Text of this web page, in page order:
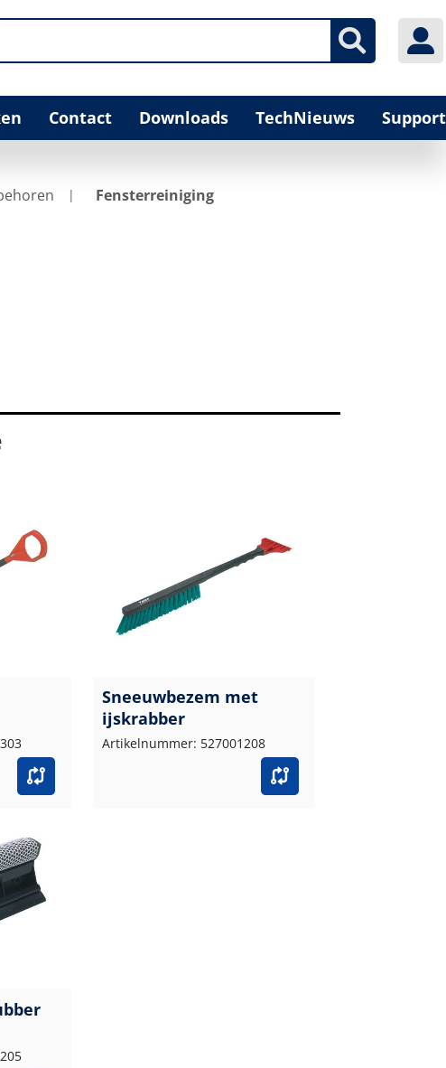
Contact Downloads TechNieuws Support
Fensterreiniging
Sneeuwbezem met
ijskrabber
Artikelnummer: 527001208